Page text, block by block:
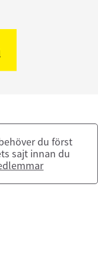
du först
sajt innan du